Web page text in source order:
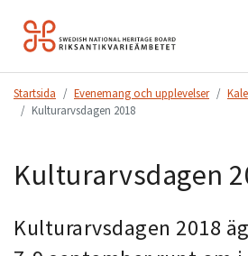
Hoppa
till
Startsida Evenemang och upplevelser
Kulturarvsdagen 2018
Kulturarvsdagen
Kulturarvsdagen 2018